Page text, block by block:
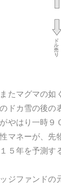
たマグマの如
ドカ雪の後の
やはり一時９
マネーが、先
５年を予測
ジファンドの